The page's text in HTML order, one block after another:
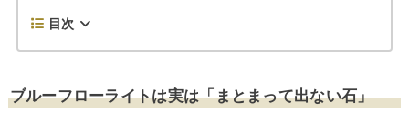
目次
ブルーフローライトは実は「まとまって出ない石」